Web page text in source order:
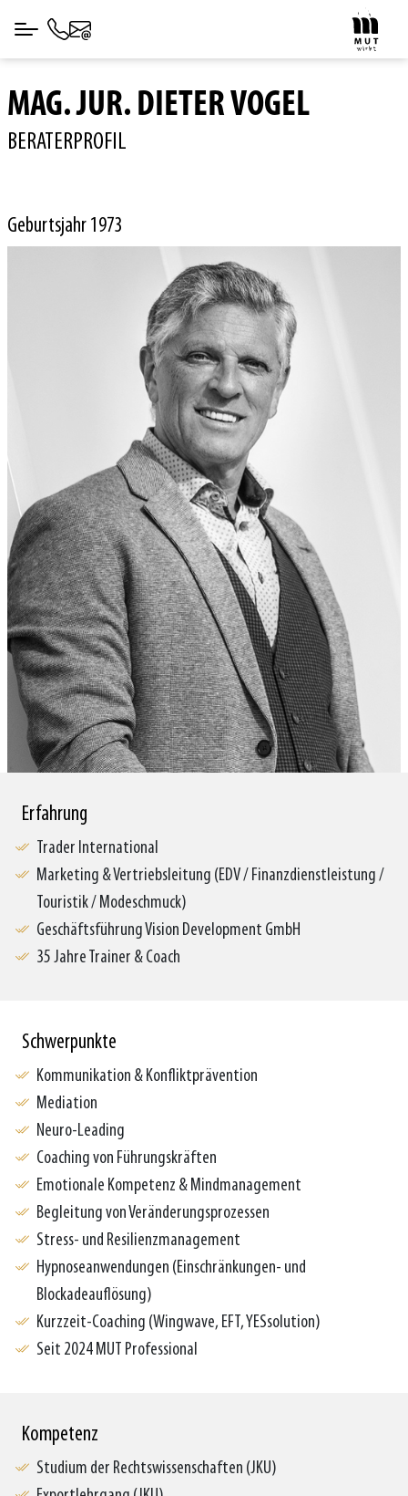
MAG. JUR. DIETER VOGEL
BERATERPROFIL
Geburtsjahr 1973
Erfahrung
Trader International
Marketing & Vertriebsleitung (EDV / Finanzdienstleistung /
Touristik / Modeschmuck)
Geschäftsführung Vision Development GmbH
35 Jahre Trainer & Coach
Schwerpunkte
Kommunikation & Konfliktprävention
Mediation
Neuro-Leading
Coaching von Führungskräften
Emotionale Kompetenz & Mindmanagement
Begleitung von Veränderungsprozessen
Stress- und Resilienzmanagement
Hypnoseanwendungen (Einschränkungen- und
Blockadeauflösung)
Kurzzeit-Coaching (Wingwave, EFT, YESsolution)
Seit 2024 MUT Professional
Kompetenz
Studium der Rechtswissenschaften (JKU)